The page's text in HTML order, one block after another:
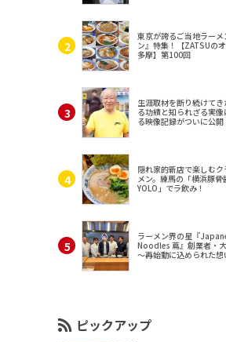
東京が誇るご当地ラー
ン』特集！【ZATSUの
多摩】第100回
生涯取材を断り続けて
る功績と知られざる実
る映像記録がついに公
隠れ家的新店で楽しむ
メン。練馬の「横浜豚骨
YOLO」でラ飲み！
ラーメン界の星『
Noodles 蔦』創業者・
～再始動に込められた想
ピックアップ